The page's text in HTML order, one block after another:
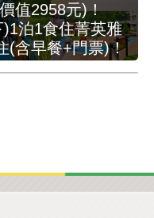
值2958元)！
泊1食住菁英雅
(含早餐+門票)！